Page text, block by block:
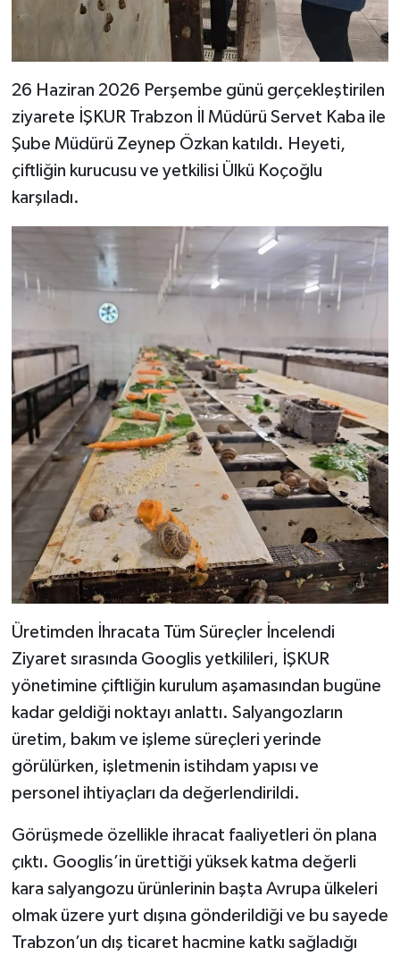
26 Haziran 2026 Perşembe günü gerçekleştirilen
ziyarete İŞKUR Trabzon İl Müdürü Servet Kaba ile
Şube Müdürü Zeynep Özkan katıldı. Heyeti,
çiftliğin kurucusu ve yetkilisi Ülkü Koçoğlu
karşıladı.
Üretimden İhracata Tüm Süreçler İncelendi
Ziyaret sırasında Googlis yetkilileri, İŞKUR
yönetimine çiftliğin kurulum aşamasından bugüne
kadar geldiği noktayı anlattı. Salyangozların
üretim, bakım ve işleme süreçleri yerinde
görülürken, işletmenin istihdam yapısı ve
personel ihtiyaçları da değerlendirildi.
Görüşmede özellikle ihracat faaliyetleri ön plana
çıktı. Googlis’in ürettiği yüksek katma değerli
kara salyangozu ürünlerinin başta Avrupa ülkeleri
olmak üzere yurt dışına gönderildiği ve bu sayede
Trabzon’un dış ticaret hacmine katkı sağladığı